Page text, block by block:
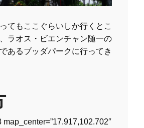
てもここぐらいしか行くとこ
ラオス・ビエンチャン随一の
あるブッダパークに行ってき
map_center=”17.917,102.702″